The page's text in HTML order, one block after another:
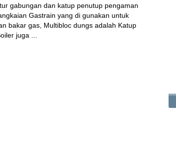
gabungan dan katup penutup pengaman
Gastrain yang di gunakan untuk
bakar gas, Multibloc dungs adalah Katup
juga ...